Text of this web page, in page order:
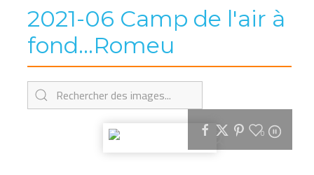
2021-06 Camp de l'air à
fond...Romeu
0